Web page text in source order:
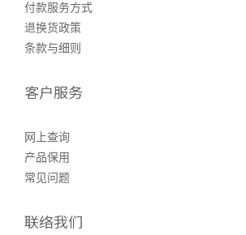
付款服务方式
退换货政策
条款与细则
客户服务
网上查询
产品保用
常见问题
联络我们